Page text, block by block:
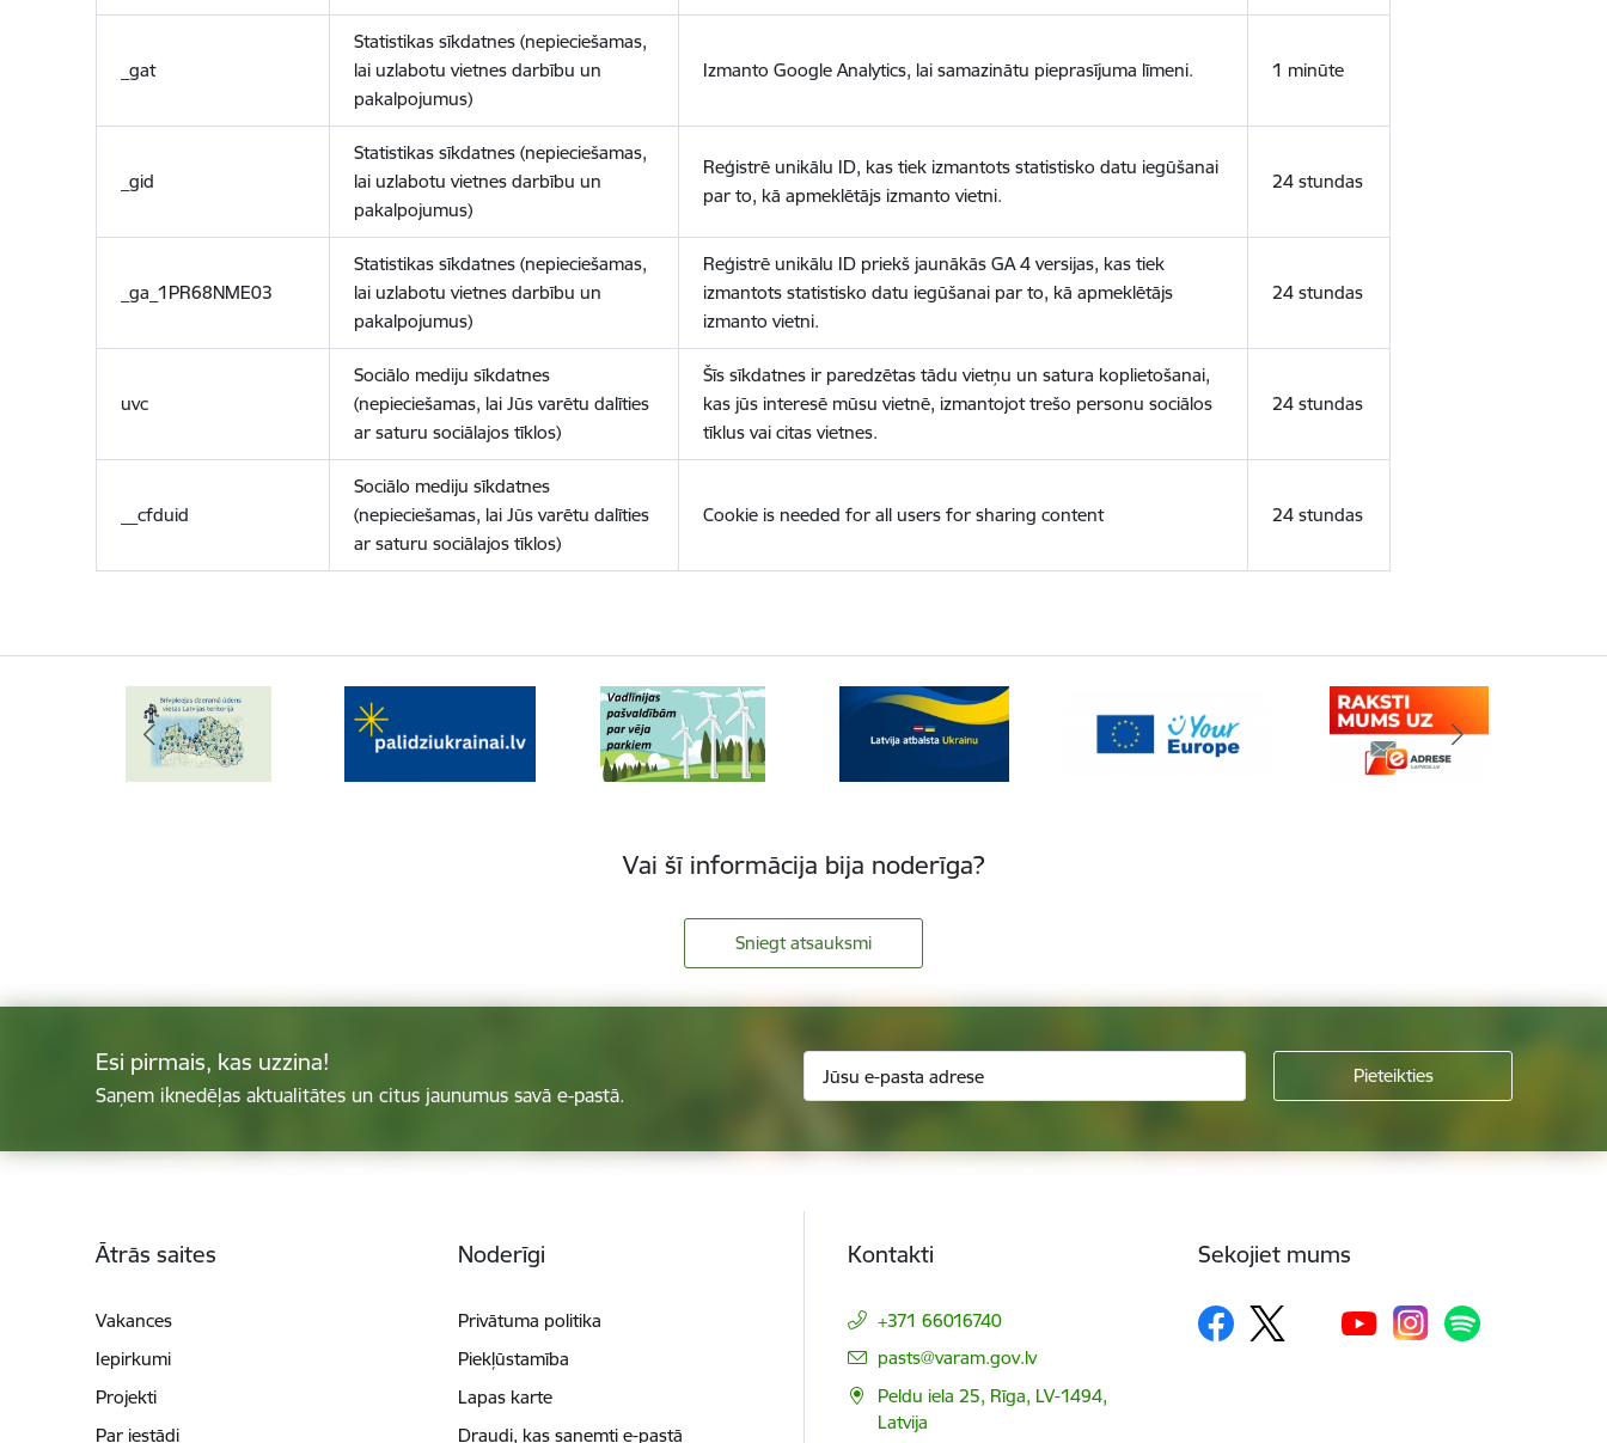
_gat
Statistikas sīkdatnes (nepieciešamas,
lai uzlabotu vietnes darbību un
pakalpojumus)
Izmanto Google Analytics, lai samazinātu pieprasījuma līmeni. 1 minūte
_gid
Statistikas sīkdatnes (nepieciešamas,
lai uzlabotu vietnes darbību un
pakalpojumus)
Reģistrē unikālu ID, kas tiek izmantots statistisko datu iegūšanai
par to, kā apmeklētājs izmanto vietni.
24 stundas
_ga_1PR68NME03
Statistikas sīkdatnes (nepieciešamas,
lai uzlabotu vietnes darbību un
pakalpojumus)
Reģistrē unikālu ID priekš jaunākās GA 4 versijas, kas tiek
izmantots statistisko datu iegūšanai par to, kā apmeklētājs
izmanto vietni.
24 stundas
uvc
Sociālo mediju sīkdatnes
(nepieciešamas, lai Jūs varētu dalīties
ar saturu sociālajos tīklos)
Šīs sīkdatnes ir paredzētas tādu vietņu un satura koplietošanai,
kas jūs interesē mūsu vietnē, izmantojot trešo personu sociālos
tīklus vai citas vietnes.
24 stundas
__cfduid
Sociālo mediju sīkdatnes
(nepieciešamas, lai Jūs varētu dalīties
ar saturu sociālajos tīklos)
Cookie is needed for all users for sharing content 24 stundas
Vai šī informācija bija noderīga?
Sniegt atsauksmi
Esi pirmais, kas uzzina!
Saņem iknedēļas aktualitātes un citus jaunumus savā e-pastā.
Ātrās saites
Vakances
Iepirkumi
Projekti
Par iestādi
Noderīgi
Privātuma politika
Piekļūstamība
Lapas karte
Draudi, kas saņemti e-pastā
Kontakti
+371 66016740
E-pasts:
pasts@varam.gov.lv
Peldu iela 25, Rīga, LV-1494,
Latvija
Sekojiet mums